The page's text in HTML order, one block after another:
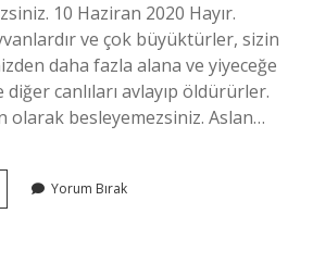
10 Haziran 2020 Hayır.
ve çok büyüktürler, sizin
daha fazla alana ve yiyeceğe
canlıları avlayıp öldürürler.
olarak besleyemezsiniz. Aslan…
Yorum Bırak